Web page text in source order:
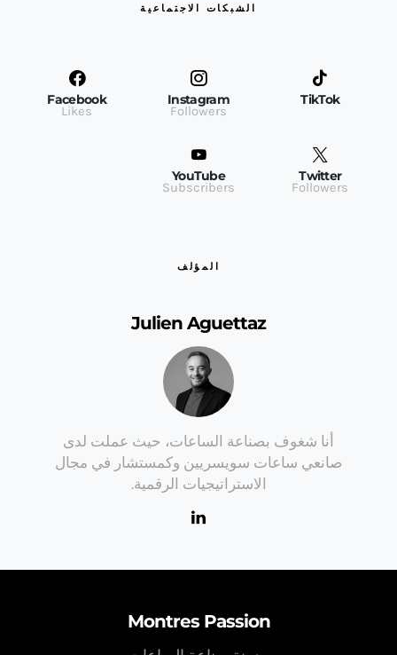
الشبكات الاجتماعية
TikTok
Instagram
Followers
Facebook
Likes
Twitter
Followers
YouTube
Subscribers
المؤلف
Julien Aguettaz
أنا شغوف بصناعة الساعات، حيث عملت لدى
صانعي ساعات سويسريين وكمستشار في مجال
الاستراتيجيات الرقمية.
Montres Passion